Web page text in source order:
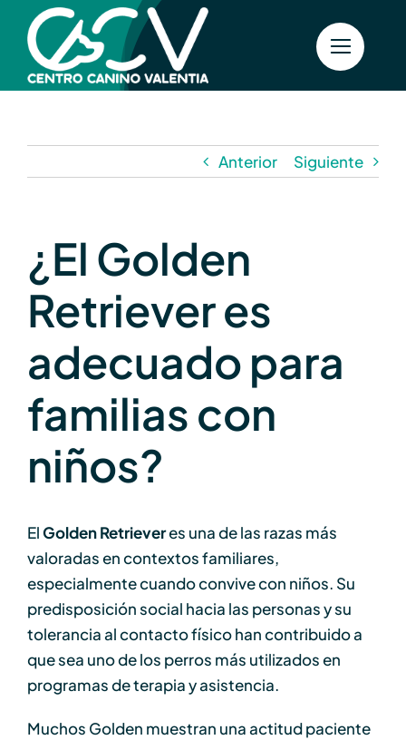
Saltar
contenido
Anterior Siguiente
¿El Golden
Retriever es
adecuado para
familias con
niños?
ElGolden Retrieveres una de las razas más
valoradas en contextos familiares,
especialmente cuando convive con niños. Su
predisposición social hacia las personas y su
tolerancia al contacto físico han contribuido a
que sea uno de los perros más utilizados en
programas de terapia y asistencia.
Muchos Golden muestran una actitud paciente